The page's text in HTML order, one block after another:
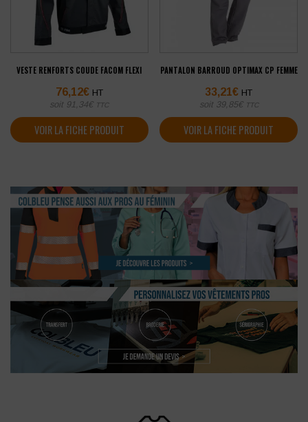
VESTE RENFORTS COUDE FACOM FLEXI
76,12€ HT
soit 91,34€ TTC
VOIR LA FICHE PRODUIT
PANTALON BARROUD OPTIMAX CP FEMME
33,21€ HT
soit 39,85€ TTC
VOIR LA FICHE PRODUIT